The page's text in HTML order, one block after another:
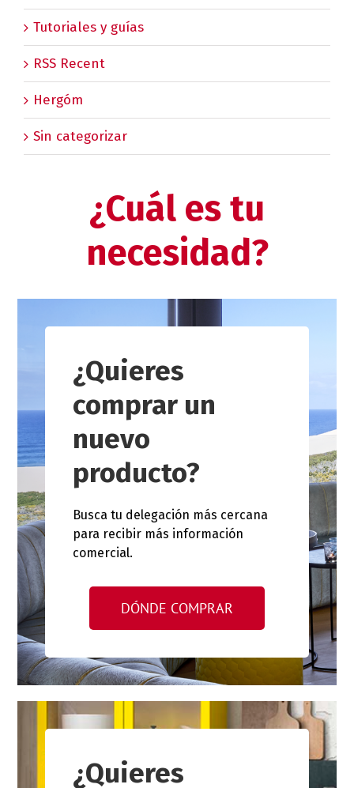
Tutoriales y guías
RSS Recent
Hergóm
Sin categorizar
¿Cuál es tu
necesidad?
¿Quieres
comprar un
nuevo
producto?
Busca tu delegación más cercana
para recibir más información
comercial.
DÓNDE COMPRAR
¿Quieres